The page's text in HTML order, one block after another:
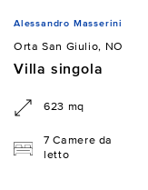
Alessandro Masserini
Orta San Giulio, NO
Villa singola
623 mq
7 Camere da
letto